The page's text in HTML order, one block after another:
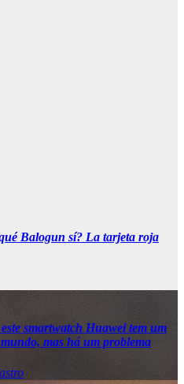
Balogun sí? La tarjeta roja
smartwatch Huawei tem um
mas há um problema